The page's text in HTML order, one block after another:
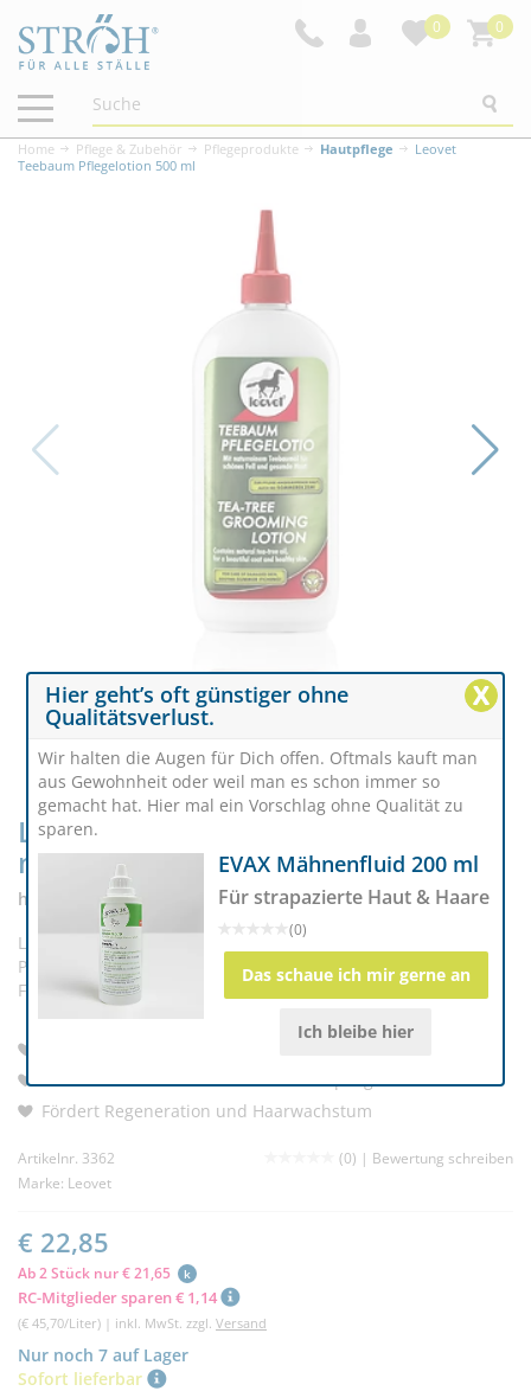
0 0
Navigation
ein-/ausblenden
Home Pflege & Zubehör Pflegeprodukte Hautpflege
Leovet
Teebaum Pflegelotion 500 ml
Leovet Teebaum Pflegelotion 500
ml
hautberuhigend & regenerierend
Leovet Teebaum Pflegelotion beruhigt gereizte und juckende
Pferdehaut, sogar bei Ekzemern. Es gleicht den
Feuchtigkeitshaushalt aus und wirkt angenehm kühl.
Mit natürlichem Teebaumöl für Hautpflege
Fördert Regeneration und Haarwachstum
Artikelnr. 3362 (0) | Bewertung schreiben
Marke: Leovet
€ 22,85
Ab 2 Stück nur € 21,65 k
RC-Mitglieder sparen € 1,14
(€ 45,70/Liter) | inkl. MwSt. zzgl. Versand
Nur noch 7 auf Lager
Sofort lieferbar
X
Hier geht’s oft günstiger ohne
Qualitätsverlust.
Wir halten die Augen für Dich offen. Oftmals kauft man
aus Gewohnheit oder weil man es schon immer so
gemacht hat. Hier mal ein Vorschlag ohne Qualität zu
sparen.
EVAX Mähnenfluid 200 ml
Für strapazierte Haut & Haare
(0)
Das schaue ich mir gerne an
Ich bleibe hier